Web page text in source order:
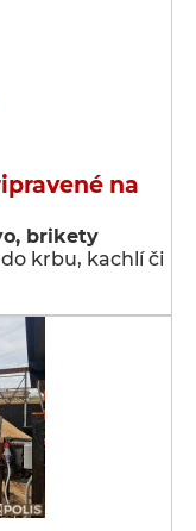
na
brikety
krbu, kachlí či